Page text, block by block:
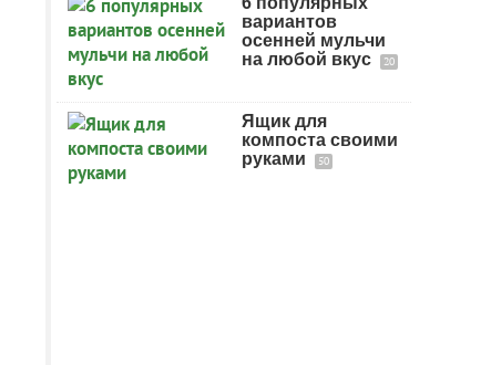
вариантов
осенней мульчи
на любой вкус
20
Ящик для
компоста своими
руками
50